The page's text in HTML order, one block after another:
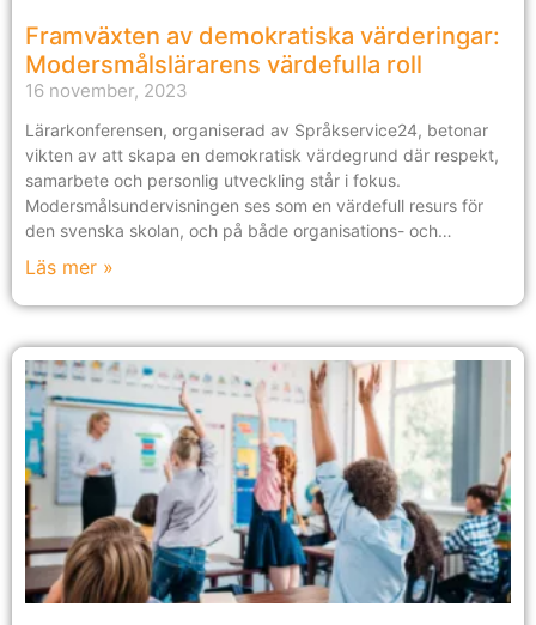
Framväxten av demokratiska värderingar:
Modersmålslärarens värdefulla roll
16 november, 2023
Lärarkonferensen, organiserad av Språkservice24, betonar
vikten av att skapa en demokratisk värdegrund där respekt,
samarbete och personlig utveckling står i fokus.
Modersmålsundervisningen ses som en värdefull resurs för
den svenska skolan, och på både organisations- och
verksamhetsnivå strävar man efter att integrera demokratiska
principer i undervisningen. Modersmålslärare diskuterar
konkreta situationer relaterade till mänskliga rättigheter,
stärka elevernas förståelse och förbereda dem för ett aktivt
deltagande i ett demokratiskt samhälle.
Läs mer »